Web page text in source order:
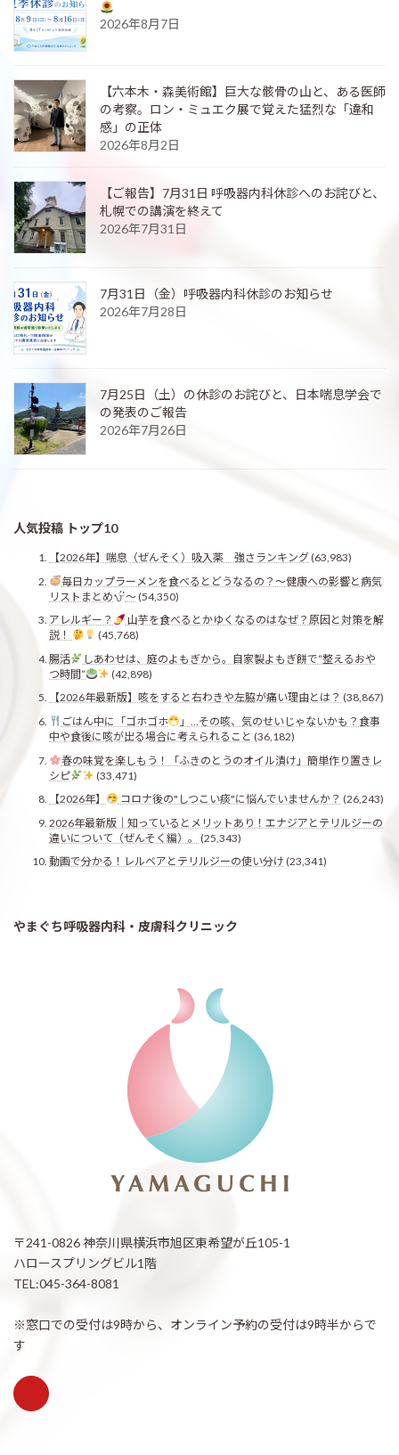
2026年8月7日
【六本木・森美術館】巨大な骸骨の山と、ある医師
の考察。ロン・ミュエク展で覚えた猛烈な「違和
感」の正体
2026年8月2日
【ご報告】7月31日 呼吸器内科休診へのお詫びと、
札幌での講演を終えて
2026年7月31日
7月31日（金）呼吸器内科休診のお知らせ
2026年7月28日
7月25日（土）の休診のお詫びと、日本喘息学会で
の発表のご報告
2026年7月26日
人気投稿 トップ10
【2026年】喘息（ぜんそく）吸入薬 強さランキング(63,983)
毎日カップラーメンを食べるとどうなるの？〜健康への影響と病気
リストまとめ
〜(54,350)
アレルギー？
山芋を食べるとかゆくなるのはなぜ？原因と対策を解
説！
(45,768)
腸活
しあわせは、庭のよもぎから。自家製よもぎ餅で“整えるおや
つ時間”
(42,898)
【2026年最新版】咳をすると右わきや左脇が痛い理由とは？ (38,867)
ごはん中に「ゴホゴホ
」…その咳、気のせいじゃないかも？食事
中や食後に咳が出る場合に考えられること (36,182)
春の味覚を楽しもう！「ふきのとうのオイル漬け」簡単作り置きレ
シピ
(33,471)
【2026年】
コロナ後の"しつこい痰"に悩んでいませんか？ (26,243)
2026年最新版｜知っているとメリットあり！エナジアとテリルジーの
違いについて（ぜんそく編）。
(25,343)
動画で分かる！レルベアとテリルジーの使い分け (23,341)
やまぐち呼吸器内科・皮膚科クリニック
〒241-0826 神奈川県横浜市旭区東希望が丘105-1
ハロースプリングビル1階
TEL:045-364-8081
※窓口での受付は9時から、オンライン予約の受付は9時半からで
す